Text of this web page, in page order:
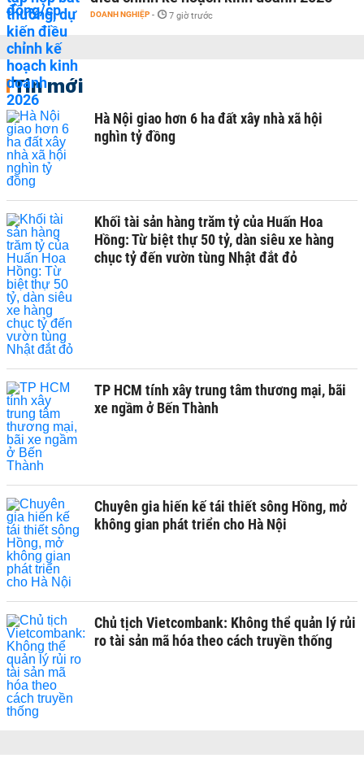
DOANH NGHIỆP - 7 giờ trước
Tin mới
Hà Nội giao hơn 6 ha đất xây nhà xã hội
nghìn tỷ đồng
Khối tài sản hàng trăm tỷ của Huấn Hoa
Hồng: Từ biệt thự 50 tỷ, dàn siêu xe hàng
chục tỷ đến vườn tùng Nhật đắt đỏ
TP HCM tính xây trung tâm thương mại, bãi
xe ngầm ở Bến Thành
Chuyên gia hiến kế tái thiết sông Hồng, mở
không gian phát triển cho Hà Nội
Chủ tịch Vietcombank: Không thể quản lý rủi
ro tài sản mã hóa theo cách truyền thống